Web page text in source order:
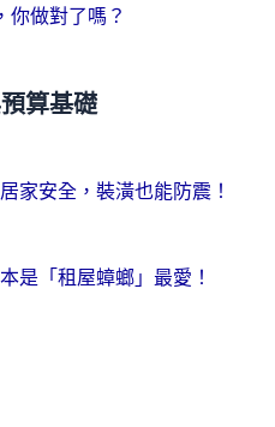
你做對了嗎？
算基礎
家安全，裝潢也能防震！
是「租屋蟑螂」最愛！